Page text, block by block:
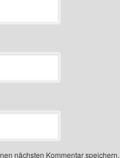
nächsten Kommentar speichern.